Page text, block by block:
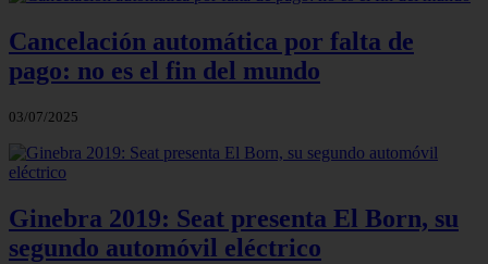
Cancelación automática por falta de
pago: no es el fin del mundo
03/07/2025
Ginebra 2019: Seat presenta El Born, su
segundo automóvil eléctrico